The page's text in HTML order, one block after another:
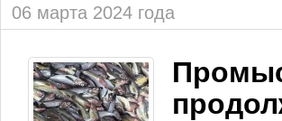
06 марта 2024 года